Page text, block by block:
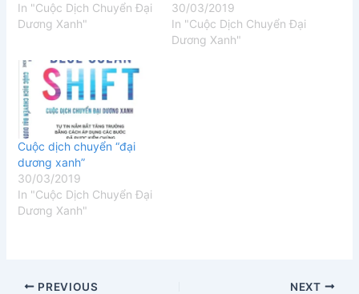
In "Cuộc Dịch Chuyển Đại
Dương Xanh"
30/03/2019
In "Cuộc Dịch Chuyển Đại
Dương Xanh"
Cuộc dịch chuyển “đại
dương xanh”
30/03/2019
In "Cuộc Dịch Chuyển Đại
Dương Xanh"
PREVIOUS NEXT